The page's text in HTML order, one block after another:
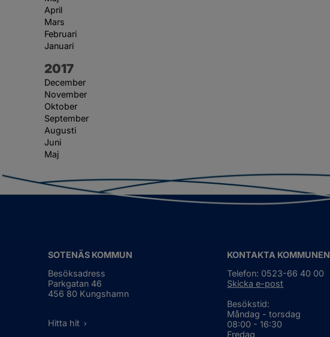
April
Mars
Februari
Januari
År:
2017
December
November
Oktober
September
Augusti
Juni
Maj
SOTENÄS KOMMUN
Besöksadress
Parkgatan 46
456 80 Kungshamn
Hitta hit
KONTAKTA KOMMUNEN
Telefon: 0523-66 40 00
Skicka e-post
Besökstid:
Måndag - torsdag
08:00 - 16:30
Fredag